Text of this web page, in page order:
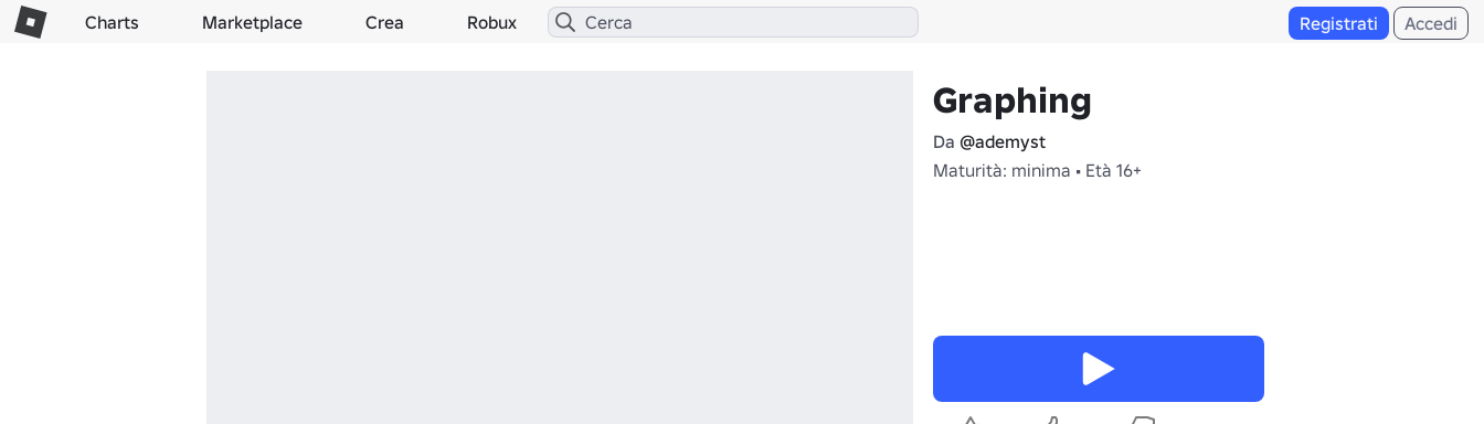
Charts Marketplace Crea Robux Registrati Accedi
Graphing
Da @ademyst
Maturità: minima • Età 16+